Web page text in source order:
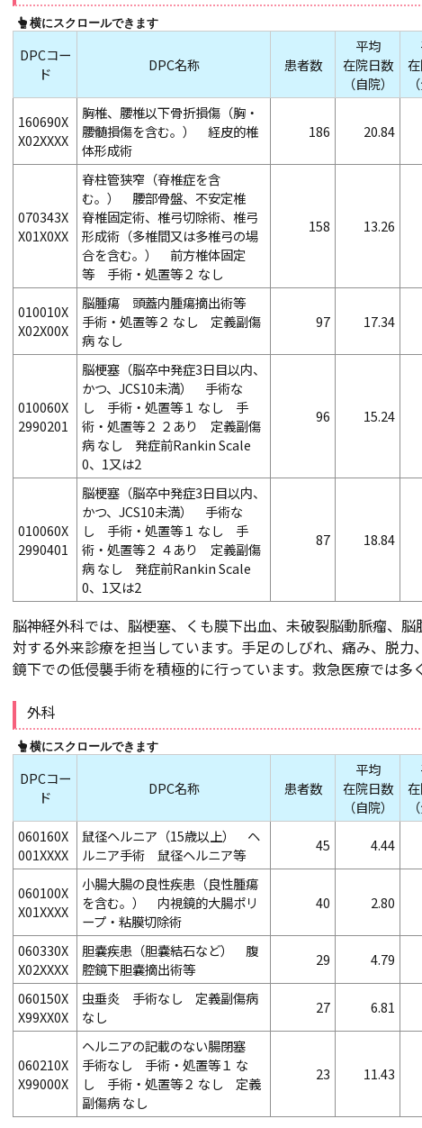
DPCコー
ド
DPC名称 患者数
平均
在院日数
（自院）
160690X
X02XXXX
胸椎、腰椎以下骨折損傷（胸・
腰髄損傷を含む。） 経皮的椎
体形成術
186 20.84
070343X
X01X0XX
脊柱管狭窄（脊椎症を含
む。） 腰部骨盤、不安定椎
脊椎固定術、椎弓切除術、椎弓
形成術（多椎間又は多椎弓の場
合を含む。） 前方椎体固定
等 手術・処置等２ なし
158 13.26
010010X
X02X00X
脳腫瘍 頭蓋内腫瘍摘出術等
手術・処置等２ なし 定義副傷
病 なし
97 17.34
010060X
2990201
脳梗塞（脳卒中発症3日目以内、
かつ、JCS10未満） 手術な
し 手術・処置等１ なし 手
術・処置等２ ２あり 定義副傷
病 なし 発症前Rankin Scale
0、1又は2
96 15.24
010060X
2990401
脳梗塞（脳卒中発症3日目以内、
かつ、JCS10未満） 手術な
し 手術・処置等１ なし 手
術・処置等２ ４あり 定義副傷
病 なし 発症前Rankin Scale
0、1又は2
87 18.84
脳神経外科では、脳梗塞、くも膜下出血、未破裂脳動脈瘤、
対する外来診療を担当しています。手足のしびれ、痛み、脱
鏡下での低侵襲手術を積極的に行っています。救急医療では
外科
DPCコー
ド
DPC名称 患者数
平均
在院日数
（自院）
060160X
001XXXX
鼠径ヘルニア（15歳以上） ヘ
ルニア手術 鼠径ヘルニア等
45 4.44
060100X
X01XXXX
小腸大腸の良性疾患（良性腫瘍
を含む。） 内視鏡的大腸ポリ
ープ・粘膜切除術
40 2.80
060330X
X02XXXX
胆嚢疾患（胆嚢結石など） 腹
腔鏡下胆嚢摘出術等
29 4.79
060150X
X99XX0X
虫垂炎 手術なし 定義副傷病
なし
27 6.81
060210X
X99000X
ヘルニアの記載のない腸閉塞
手術なし 手術・処置等１ な
し 手術・処置等２ なし 定義
副傷病 なし
23 11.43